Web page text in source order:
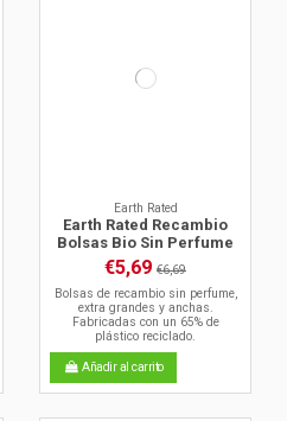
Earth Rated
Earth Rated Recambio
Bolsas Bio Sin Perfume
€5,69 €6,69
Bolsas de recambio sin perfume,
extra grandes y anchas.
Fabricadas con un 65% de
plástico reciclado.
Añadir al carrito